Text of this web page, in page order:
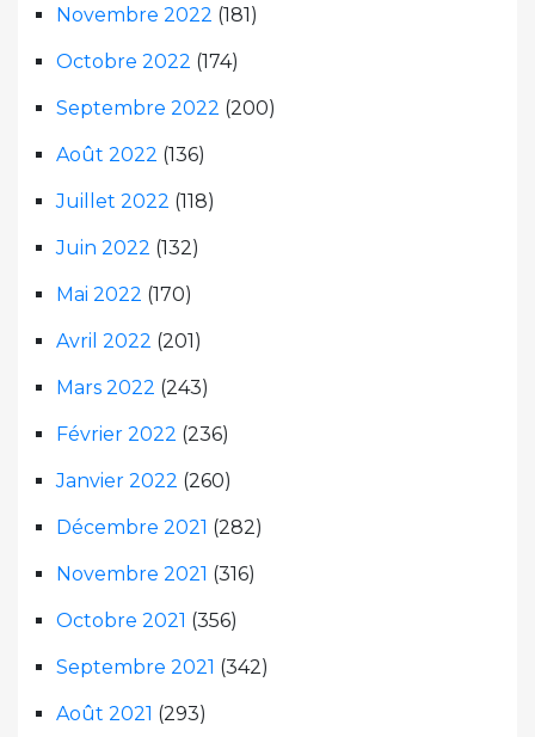
Novembre 2022 (181)
Octobre 2022 (174)
Septembre 2022 (200)
Août 2022 (136)
Juillet 2022 (118)
Juin 2022 (132)
Mai 2022 (170)
Avril 2022 (201)
Mars 2022 (243)
Février 2022 (236)
Janvier 2022 (260)
Décembre 2021 (282)
Novembre 2021 (316)
Octobre 2021 (356)
Septembre 2021 (342)
Août 2021 (293)